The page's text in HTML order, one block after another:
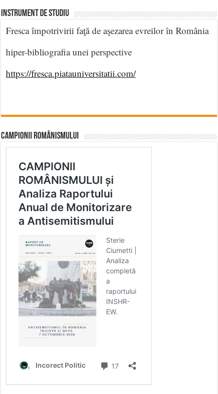
INSTRUMENT DE STUDIU
Fresca împotrivirii faţă de aşezarea evreilor în România
hiper-bibliografia unei perspective
https://fresca.piatauniversitatii.com/
CAMPIONII ROMÂNISMULUI